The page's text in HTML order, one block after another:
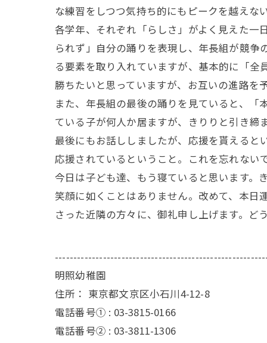
な練習をしつつ気持ち的にもピークを越えな
各学年、それぞれ「らしさ」がよく見えた一
られず」自分の踊りを表現し、年長組が競
る要素を取り入れていますが、基本的に「
勝ちたいと思っていますが、お互いの進路を
また、年長組の最後の踊りを見ていると、
ている子が何人か居ますが、きりりと引き締
最後にもお話ししましたが、応援を貰えると
応援されているということ。これを忘れない
今日は子ども達、もう寝ていると思います。
笑顔に如くことはありません。改めて、本
さった近隣の方々に、御礼申し上げます。ど
明照幼稚園
住所： 東京都文京区小石川4-12-8
電話番号① : 03-3815-0166
電話番号② : 03-3811-1306